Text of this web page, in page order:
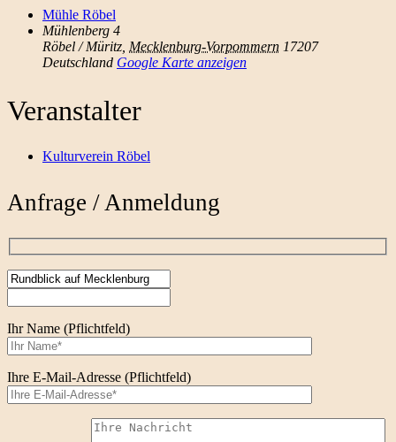
Mühle Röbel
Mühlenberg 4
Röbel / Müritz Mecklenburg-Vorpommern 17207
Deutschland Google Karte anzeigen
Veranstalter
Kulturverein Röbel
Anfrage / Anmeldung
Ihr Name (Pflichtfeld)
Ihre E-Mail-Adresse (Pflichtfeld)